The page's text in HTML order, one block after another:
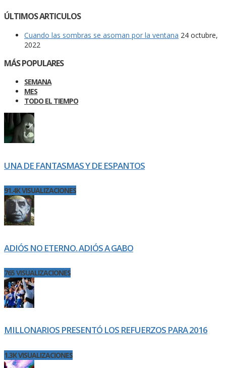
ÚLTIMOS ARTICULOS
Cuando las sombras se asoman por la ventana 24 octubre,
2022
MÁS POPULARES
SEMANA
MES
TODO EL TIEMPO
UNA DE FANTASMAS Y DE ESPANTOS
91.4K VISUALIZACIONES
ADIÓS NO ETERNO. ADIÓS A GABO
765 VISUALIZACIONES
MILLONARIOS PRESENTÓ LOS REFUERZOS PARA 2016
1.3K VISUALIZACIONES